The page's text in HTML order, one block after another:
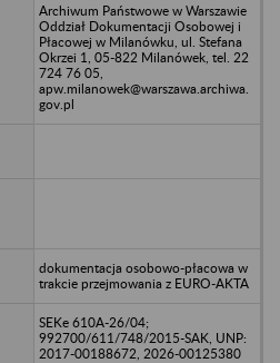
Archiwum Państwowe w Warszawie
Oddział Dokumentacji Osobowej i
Płacowej w Milanówku, ul. Stefana
Okrzei 1, 05-822 Milanówek, tel. 22
724 76 05,
apw.milanowek@warszawa.archiwa.
gov.pl
dokumentacja osobowo-płacowa w
trakcie przejmowania z EURO-AKTA
SEKe 610A-26/04;
992700/611/748/2015-SAK, UNP:
2017-00188672, 2026-00125380